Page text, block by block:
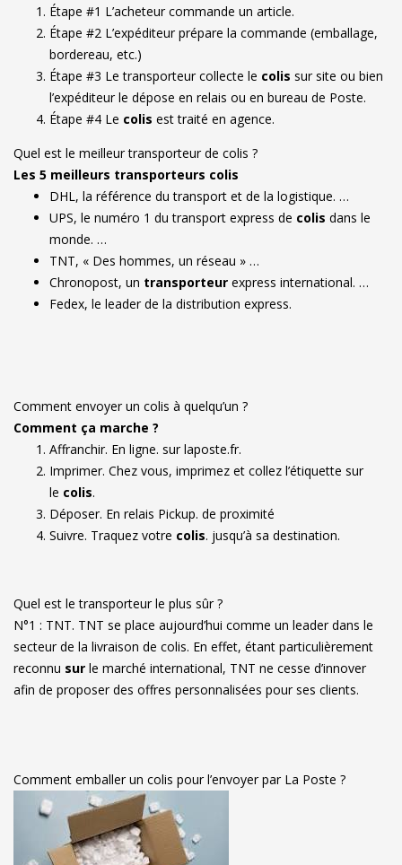
Étape #1 L’acheteur commande un article.
Étape #2 L’expéditeur prépare la commande (emballage,
bordereau, etc.)
Étape #3 Le transporteur collecte le colis sur site ou bien
l’expéditeur le dépose en relais ou en bureau de Poste.
Étape #4 Le colis est traité en agence.
Quel est le meilleur transporteur de colis ?
Les 5 meilleurs transporteurs colis
DHL, la référence du transport et de la logistique. …
UPS, le numéro 1 du transport express de colis dans le
monde. …
TNT, « Des hommes, un réseau » …
Chronopost, un transporteur express international. …
Fedex, le leader de la distribution express.
Comment envoyer un colis à quelqu’un ?
Comment ça marche ?
Affranchir. En ligne. sur laposte.fr.
Imprimer. Chez vous, imprimez et collez l’étiquette sur
le colis.
Déposer. En relais Pickup. de proximité
Suivre. Traquez votre colis. jusqu’à sa destination.
Quel est le transporteur le plus sûr ?
N°1 : TNT. TNT se place aujourd’hui comme un leader dans le
secteur de la livraison de colis. En effet, étant particulièrement
reconnu sur le marché international, TNT ne cesse d’innover
afin de proposer des offres personnalisées pour ses clients.
Comment emballer un colis pour l’envoyer par La Poste ?